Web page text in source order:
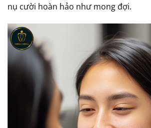
nụ cười hoàn hảo như mong đợi.